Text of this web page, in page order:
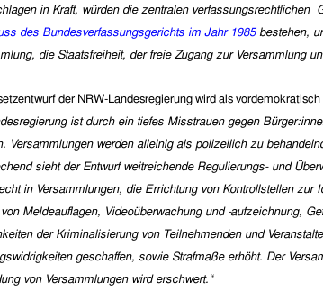
in Kraft, würden die zentralen verfassungsrechtlichen
des Bundesverfassungsgerichts im Jahr 1985bestehen,
die Staatsfreiheit, der freie Zugang zur Versammlung
der NRW-Landesregierung wird als
ist durch ein tiefes Misstrauen gegen
Versammlungen werden alleinig als polizeilich zu
sieht der Entwurf weitreichende Regulierungs- und
in Versammlungen, die Errichtung von Kontrollstellen
Meldeauflagen, Videoüberwachung und -aufzeichnung,
der Kriminalisierung von Teilnehmenden und
geschaffen, sowie Strafmaße erhöht. Der
von Versammlungen wird erschwert.“